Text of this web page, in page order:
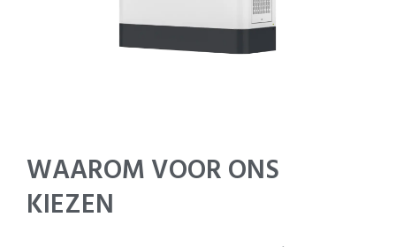
WAAROM VOOR ONS
KIEZEN